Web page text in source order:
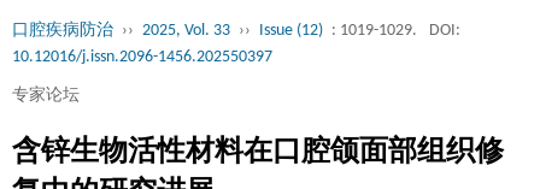
口腔疾病防治 ›› 2025, Vol. 33 ›› Issue (12) : 1019-1029.
DOI:
10.12016/j.issn.2096-1456.202550397
专家论坛
含锌生物活性材料在口腔颌面部组织修